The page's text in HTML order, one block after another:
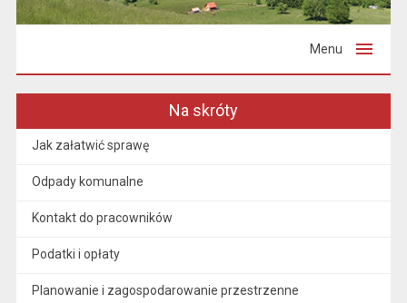
Menu
Na skróty
Jak załatwić sprawę
Odpady komunalne
Kontakt do pracowników
Podatki i opłaty
Planowanie i zagospodarowanie przestrzenne